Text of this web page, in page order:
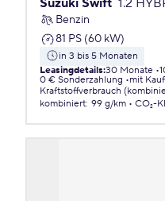
Suzuki Swift 1.2
Benzin
81 PS (60 kW)
in 3 bis 5 Monaten
Leasingdetails:30 Monate
0 € Sonderzahlung
mit
Kraftstoffverbrauch
kombiniert: 99 g/km CO₂-